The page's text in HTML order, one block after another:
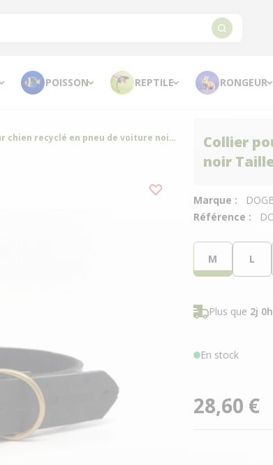
POISSON REPTILE RONGEUR
Collier
noir
Marque :
Référence :
M L
Plus que 2j
En stock
28,60 €
Collier pour chien recyclé en pneu de voiture noir Taille M – Dogbelt